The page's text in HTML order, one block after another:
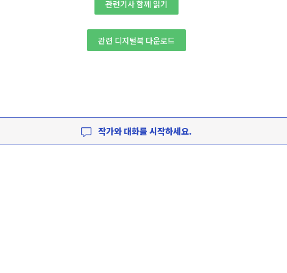
관련기사 함께 읽기
관련 디지털북 다운로드
작가와 대화를 시작하세요.